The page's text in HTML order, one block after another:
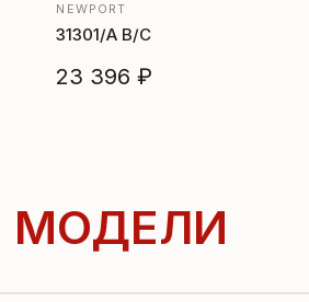
NEWPORT
31301/A B/C
23 396 ₽
МОДЕЛИ